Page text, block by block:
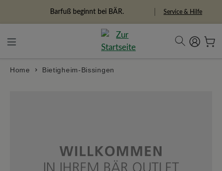
Barfuß beginnt bei BÄR. Service & Hilfe
Home Bietigheim-Bissingen